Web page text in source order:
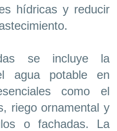
hídricas y reducir
se incluye la
agua potable en
como el
riego ornamental y
o fachadas. La